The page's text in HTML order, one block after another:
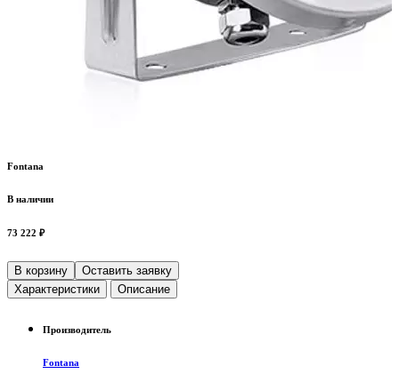
Fontana
В наличии
73 222 ₽
В корзину
Оставить заявку
Характеристики
Описание
Производитель
Fontana